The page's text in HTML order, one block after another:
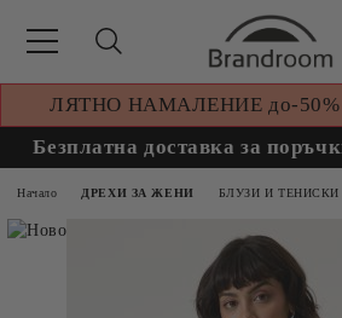
ЛЯТНО НАМАЛЕНИЕ до-
Безплатна доставка за
Начало ДРЕХИ ЗА ЖЕНИ БЛУЗИ И ТЕНИСКИ